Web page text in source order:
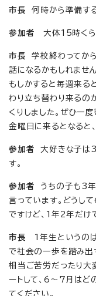
市長 何時から準備す
参加者 大体15時くら
市長
学校終わってか
話になるかもしれませ
もしかすると毎週来る
わり立ち替わり来るの
くりしました。ぜひ一
金曜日に来るとなると
参加者
大好きな子は3
す。
参加者
うちの子も3年
言っています。どうし
ですけど、1年2年だけ
市長
1年生というのは
で社会の一歩を踏み出
相当ご苦労だったり大
ートして、6～7月はど
てください。